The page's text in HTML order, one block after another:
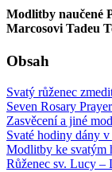
Modlitby naučené
Marcosovi Tadeu
Obsah
Svatý růženec
Seven Rosary
Zasvěcení a jiné
Svaté hodiny dány v
Modlitby ke svatým
Růženec sv. Lucy –